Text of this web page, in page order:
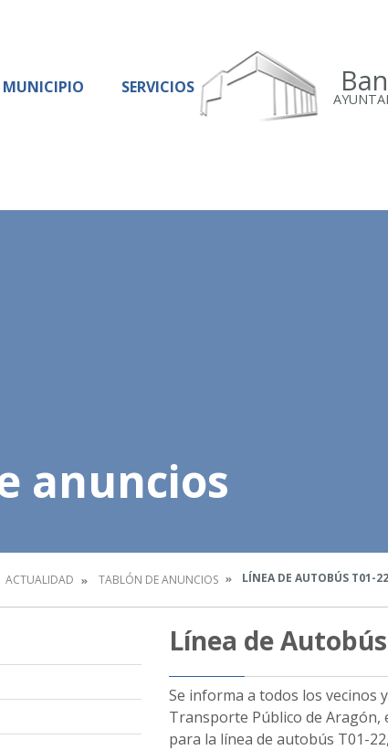
MUNICIPIO SERVICIOS
anuncios
ACTUALIDAD TABLÓN DE ANUNCIOS LÍNEA DE AUTOBÚS T01-22
Línea de
Se informa a todos los vecinos
Transporte Público de
para la línea de autobús T01-